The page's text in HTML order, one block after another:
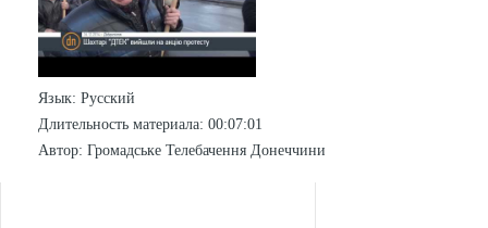
Язык: Русский
Длительность материала: 00:07:01
Автор: Громадське Телебачення Донеччини